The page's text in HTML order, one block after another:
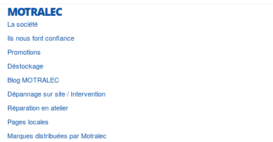
MOTRALEC
La société
Ils nous font confiance
Promotions
Déstockage
Blog MOTRALEC
Dépannage sur site / Intervention
Réparation en atelier
Pages locales
Marques distribuées par Motralec